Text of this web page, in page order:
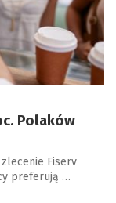
Polaków
Fiserv
preferują …